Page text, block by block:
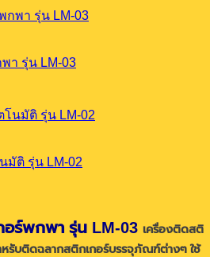
า รุ่น LM-03
มัติ รุ่น LM-02
อร์พกพา รุ่น LM-03 เครื่องติดสติ
หรับติดฉลากสติกเกอร์บรรจุภัณฑ์ต่างๆ ใช้